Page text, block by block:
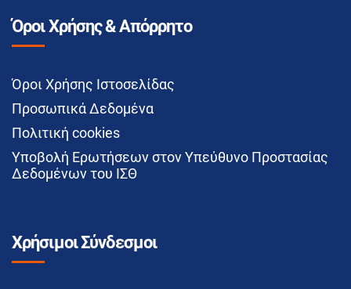
Όροι Χρήσης & Απόρρητο
Όροι Χρήσης Ιστοσελίδας
Προσωπικά Δεδομένα
Πολιτική cookies
Υποβολή Ερωτήσεων στον Υπεύθυνο Προστασίας
Δεδομένων του ΙΣΘ
Χρήσιμοι Σύνδεσμοι